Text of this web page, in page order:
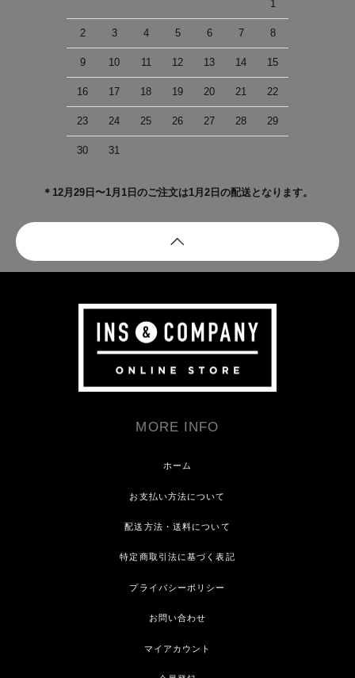
1
2 3 4 5 6 7 8
9 10 11 12 13 14 15
16 17 18 19 20 21 22
23 24 25 26 27 28 29
30 31
＊12月29日〜1月1日のご注文は1月2日の配送となります。
MORE INFO
ホーム
お支払い方法について
配送方法・送料について
特定商取引法に基づく表記
プライバシーポリシー
お問い合わせ
マイアカウント